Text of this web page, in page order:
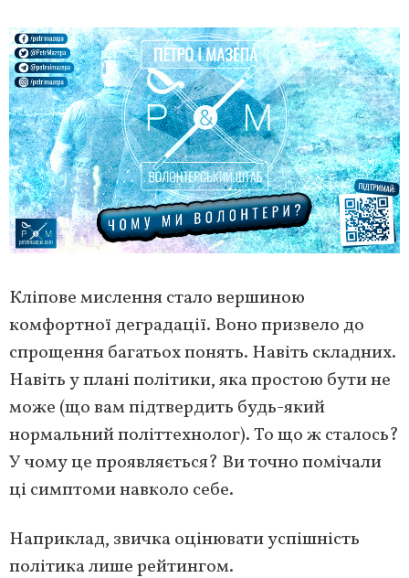
Кліпове мислення стало вершиною
комфортної деградації. Воно призвело до
спрощення багатьох понять. Навіть складних.
Навіть у плані політики, яка простою бути не
може (що вам підтвердить будь-який
нормальний політтехнолог). То що ж сталось?
У чому це проявляється? Ви точно помічали
ці симптоми навколо себе.
Наприклад, звичка оцінювати успішність
політика лише рейтингом.